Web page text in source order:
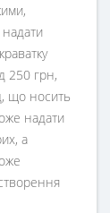
надати
250 грн,
що носить
надати
а